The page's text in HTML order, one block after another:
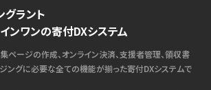
ラント
ンワンの寄付DXシステム
ページの作成、オンライン決済、支援者管理、領収書
ジングに必要な全ての機能が揃った寄付DXシステムで